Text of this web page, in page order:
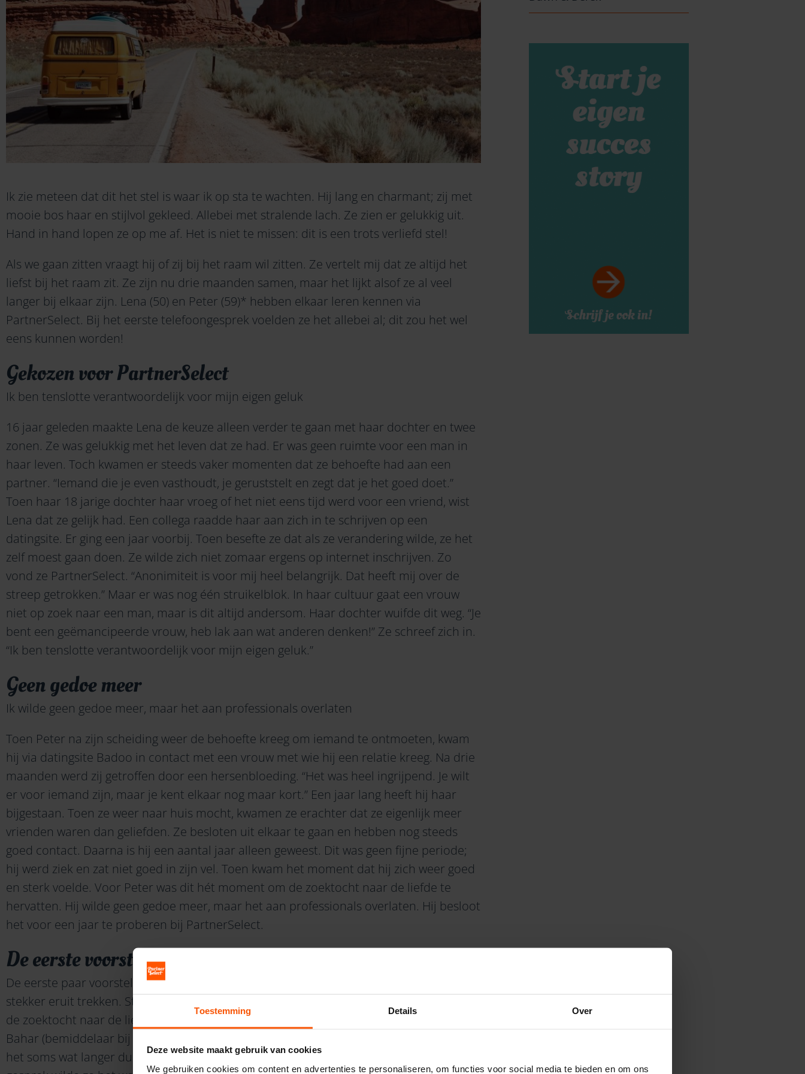
Toestemming Details Over
Deze website maakt gebruik van cookies
We gebruiken cookies om content en advertenties te personaliseren, om functies voor social media te bieden en om ons
Ik zie meteen dat dit het stel is waar ik op sta te wachten. Hij lang en charmant; zij met
mooie bos haar en stijlvol gekleed. Allebei met stralende lach. Ze zien er gelukkig uit.
Hand in hand lopen ze op me af. Het is niet te missen: dit is een trots verliefd stel!
Als we gaan zitten vraagt hij of zij bij het raam wil zitten. Ze vertelt mij dat ze altijd het
liefst bij het raam zit. Ze zijn nu drie maanden samen, maar het lijkt alsof ze al veel
langer bij elkaar zijn. Lena (50) en Peter (59)* hebben elkaar leren kennen via
PartnerSelect. Bij het eerste telefoongesprek voelden ze het allebei al; dit zou het wel
eens kunnen worden!
Gekozen voor PartnerSelect
Ik ben tenslotte verantwoordelijk voor mijn eigen geluk
16 jaar geleden maakte Lena de keuze alleen verder te gaan met haar dochter en twee
zonen. Ze was gelukkig met het leven dat ze had. Er was geen ruimte voor een man in
haar leven. Toch kwamen er steeds vaker momenten dat ze behoefte had aan een
partner. “Iemand die je even vasthoudt, je geruststelt en zegt dat je het goed doet.”
Toen haar 18 jarige dochter haar vroeg of het niet eens tijd werd voor een vriend, wist
Lena dat ze gelijk had. Een collega raadde haar aan zich in te schrijven op een
datingsite. Er ging een jaar voorbij. Toen besefte ze dat als ze verandering wilde, ze het
zelf moest gaan doen. Ze wilde zich niet zomaar ergens op internet inschrijven. Zo
vond ze PartnerSelect. “Anonimiteit is voor mij heel belangrijk. Dat heeft mij over de
streep getrokken.” Maar er was nog één struikelblok. In haar cultuur gaat een vrouw
niet op zoek naar een man, maar is dit altijd andersom. Haar dochter wuifde dit weg. “Je
bent een geëmancipeerde vrouw, heb lak aan wat anderen denken!” Ze schreef zich in.
“Ik ben tenslotte verantwoordelijk voor mijn eigen geluk.”
Geen gedoe meer
Ik wilde geen gedoe meer, maar het aan professionals overlaten
Toen Peter na zijn scheiding weer de behoefte kreeg om iemand te ontmoeten, kwam
hij via datingsite Badoo in contact met een vrouw met wie hij een relatie kreeg. Na drie
maanden werd zij getroffen door een hersenbloeding. “Het was heel ingrijpend. Je wilt
er voor iemand zijn, maar je kent elkaar nog maar kort.” Een jaar lang heeft hij haar
bijgestaan. Toen ze weer naar huis mocht, kwamen ze erachter dat ze eigenlijk meer
vrienden waren dan geliefden. Ze besloten uit elkaar te gaan en hebben nog steeds
goed contact. Daarna is hij een aantal jaar alleen geweest. Dit was geen fijne periode;
hij werd ziek en zat niet goed in zijn vel. Toen kwam het moment dat hij zich weer goed
en sterk voelde. Voor Peter was dit hét moment om de zoektocht naar de liefde te
hervatten. Hij wilde geen gedoe meer, maar het aan professionals overlaten. Hij besloot
het voor een jaar te proberen bij PartnerSelect.
De eerste voorstellen
De eerste paar voorstellen die Lena kreeg, wezen haar af. “Daardoor wilde ik echt de
stekker eruit trekken. Stiekem was het ook wel weer een moment om te saboteren en
de zoektocht naar de liefde te staken. Ik vertelde mezelf; zie je wel, het werkt niet.”
Bahar (bemiddelaar bij PartnerSelect) belde haar en stelde haar gerust. Ze vertelde dat
het soms wat langer duurt en raadde haar aan nog even geduld te hebben. Na dat